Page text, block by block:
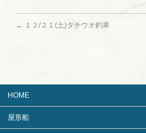
← １２/２１(土)タチウオ釣果
HOME
屋形船